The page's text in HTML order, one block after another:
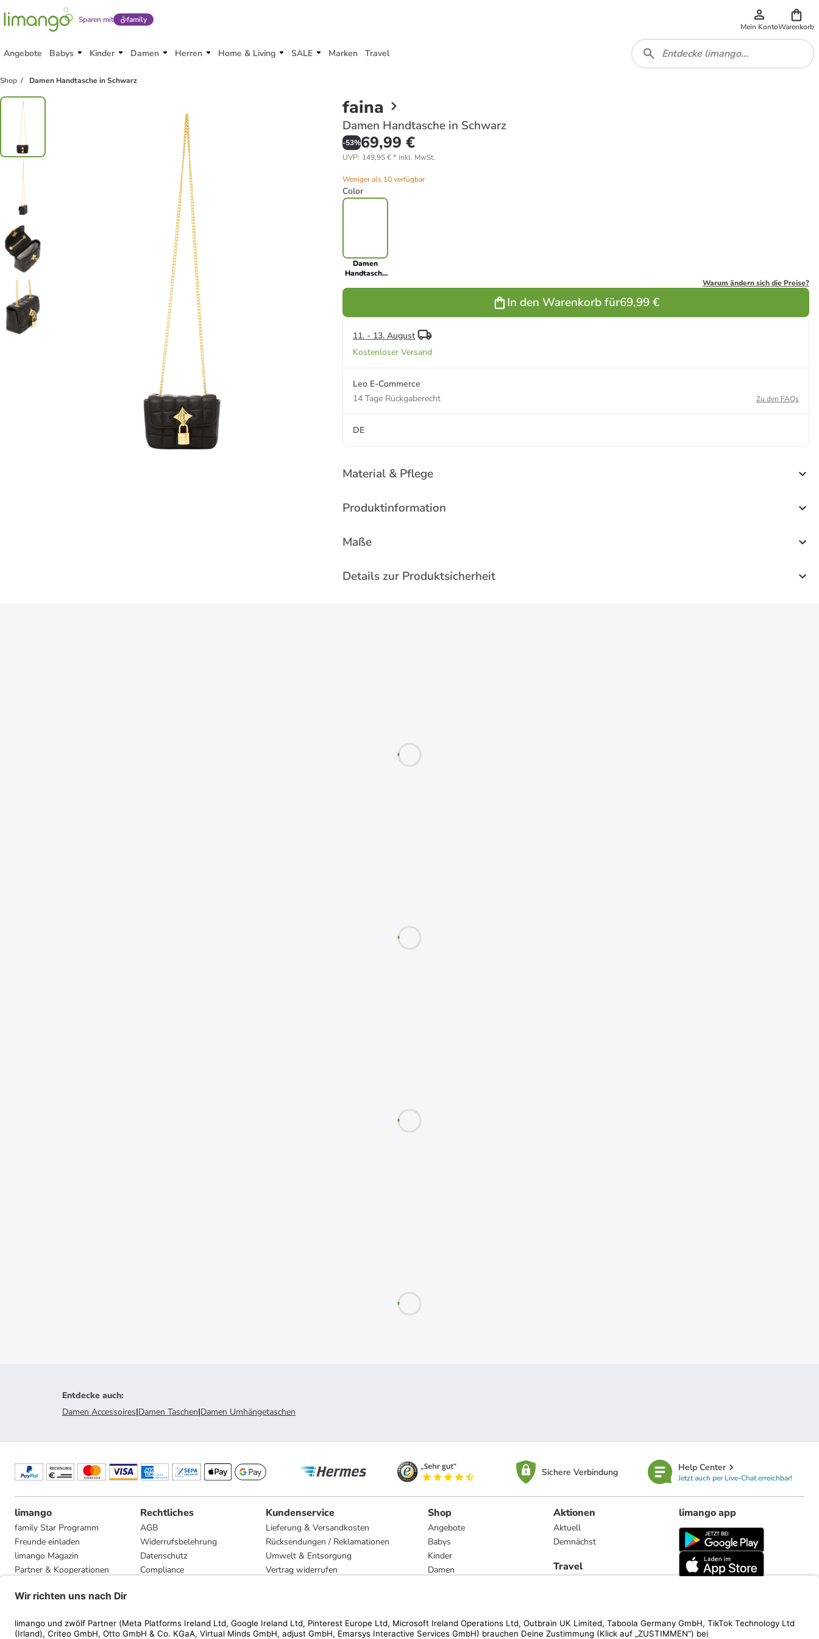
Sparen mit family
Mein KontoWarenkorb
Angebote Babys Kinder Damen Herren Home & Living SALE Marken Travel
Shop Damen Handtasche in Schwarz
faina
Damen Handtasche in Schwarz
-53%69,99 €
UVP: 149,95 €* inkl. MwSt.
Weniger als 10 verfügbar
Color
Damen
Handtasche
Warum ändern sich die Preise?
In den Warenkorb für69,99 €
11. - 13. August
Kostenloser Versand
Leo E-Commerce
14 Tage Rückgaberecht
Zu den FAQs
DE
Material & Pflege
Produktinformation
Maße
Details zur Produktsicherheit
Entdecke auch:
Damen Accessoires|Damen Taschen|Damen Umhängetaschen
Sichere Verbindung Help Center
Jetzt auch per Live-Chat erreichbar!
limango
family Star Programm
Freunde einladen
limango Magazin
Partner & Kooperationen
Presse
Rechtliches
AGB
Widerrufsbelehrung
Datenschutz
Compliance
Kundenservice
Lieferung & Versandkosten
Rücksendungen / Reklamationen
Umwelt & Entsorgung
Vertrag widerrufen
Shop
Angebote
Babys
Kinder
Damen
Marken
Aktionen
Aktuell
Demnächst
Travel
limango app